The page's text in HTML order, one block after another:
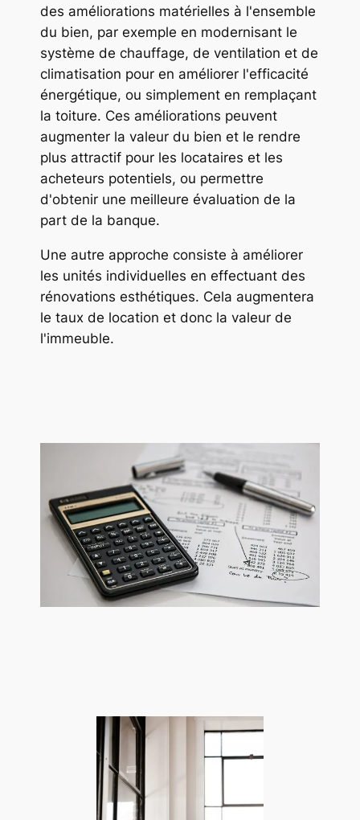
des améliorations matérielles à l'ensemble
du bien, par exemple en modernisant le
système de chauffage, de ventilation et de
climatisation pour en améliorer l'efficacité
énergétique, ou simplement en remplaçant
la toiture. Ces améliorations peuvent
augmenter la valeur du bien et le rendre
plus attractif pour les locataires et les
acheteurs potentiels, ou permettre
d'obtenir une meilleure évaluation de la
part de la banque.
Une autre approche consiste à améliorer
les unités individuelles en effectuant des
rénovations esthétiques. Cela augmentera
le taux de location et donc la valeur de
l'immeuble.